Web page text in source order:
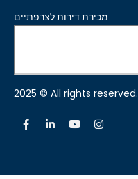
מכירת דירות לצרפתיים
2025 © All rights reserved.